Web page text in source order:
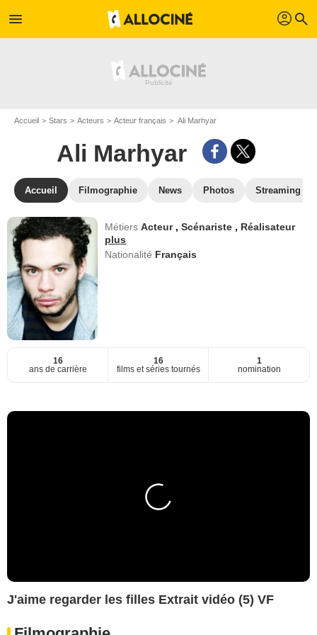
menu profil search
Accueil Stars Acteurs Acteur français Ali Marhyar
Ali Marhyar
Accueil Filmographie News Photos Streaming
MétiersActeur ,Scénariste , Réalisateur
plus
Nationalité Français
16
ans de carrière
16
films et séries tournés
1
nomination
J'aime regarder les filles Extrait vidéo (5) VF